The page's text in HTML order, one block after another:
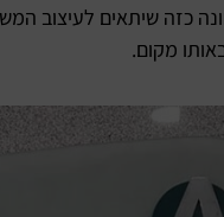
כזה שיתאים
מקום.